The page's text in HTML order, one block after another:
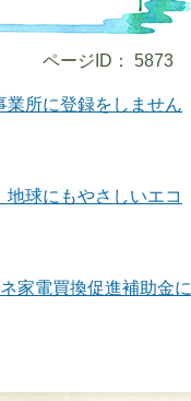
ページID： 5873
業所に登録をしません
地球にもやさしいエコ
家電買換促進補助金に